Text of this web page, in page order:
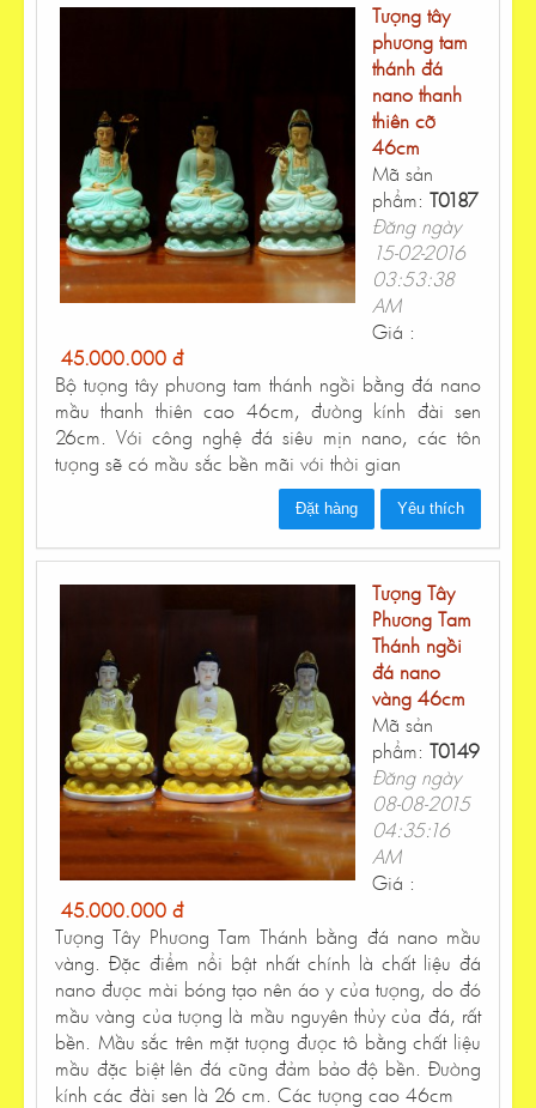
Tượng tây
phương tam
thánh đá
nano thanh
thiên cỡ
46cm
Mã sản
phẩm: T0187
Đăng ngày
15-02-2016
03:53:38
AM
Giá :
45.000.000 đ
Bộ tượng tây phương tam thánh ngồi bằng đá nano
mầu thanh thiên cao 46cm, đường kính đài sen
26cm. Với công nghệ đá siêu mịn nano, các tôn
tượng sẽ có mầu sắc bền mãi với thời gian
Đặt hàng Yêu thích
Tượng Tây
Phương Tam
Thánh ngồi
đá nano
vàng 46cm
Mã sản
phẩm: T0149
Đăng ngày
08-08-2015
04:35:16
AM
Giá :
45.000.000 đ
Tượng Tây Phương Tam Thánh bằng đá nano mầu
vàng. Đặc điểm nổi bật nhất chính là chất liệu đá
nano được mài bóng tạo nên áo y của tượng, do đó
mầu vàng của tượng là mầu nguyên thủy của đá, rất
bền. Mầu sắc trên mặt tượng được tô bằng chất liệu
mầu đặc biệt lên đá cũng đảm bảo độ bền. Đường
kính các đài sen là 26 cm. Các tượng cao 46cm